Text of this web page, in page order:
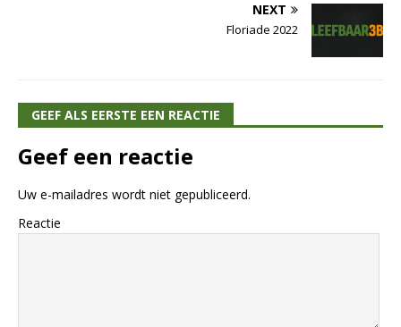
NEXT
Floriade 2022
GEEF ALS EERSTE EEN REACTIE
Geef een reactie
Uw e-mailadres wordt niet gepubliceerd.
Reactie